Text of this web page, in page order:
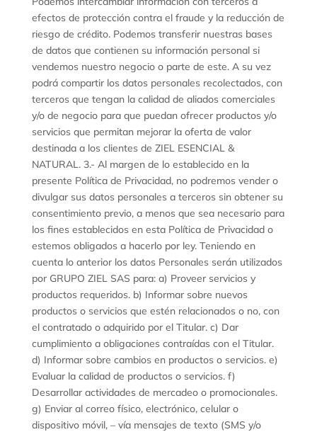
efectos de protección contra el fraude y la reducción de
riesgo de crédito. Podemos transferir nuestras bases
de datos que contienen su información personal si
vendemos nuestro negocio o parte de este. A su vez
podrá compartir los datos personales recolectados, con
terceros que tengan la calidad de aliados comerciales
y/o de negocio para que puedan ofrecer productos y/o
servicios que permitan mejorar la oferta de valor
destinada a los clientes de ZIEL ESENCIAL &
NATURAL. 3.- Al margen de lo establecido en la
presente Política de Privacidad, no podremos vender o
divulgar sus datos personales a terceros sin obtener su
consentimiento previo, a menos que sea necesario para
los fines establecidos en esta Política de Privacidad o
estemos obligados a hacerlo por ley. Teniendo en
cuenta lo anterior los datos Personales serán utilizados
por GRUPO ZIEL SAS para: a) Proveer servicios y
productos requeridos. b) Informar sobre nuevos
productos o servicios que estén relacionados o no, con
el contratado o adquirido por el Titular. c) Dar
cumplimiento a obligaciones contraídas con el Titular.
d) Informar sobre cambios en productos o servicios. e)
Evaluar la calidad de productos o servicios. f)
Desarrollar actividades de mercadeo o promocionales.
g) Enviar al correo físico, electrónico, celular o
dispositivo móvil, – vía mensajes de texto (SMS y/o